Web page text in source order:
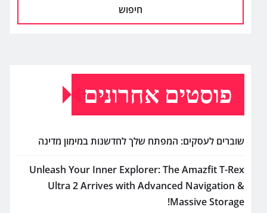
חיפוש
פוסטים אחרונים
שוברים לעסקים: המפתח שלך לחדשנות במימון מדינה
Unleash Your Inner Explorer: The Amazfit T-Rex
Ultra 2 Arrives with Advanced Navigation &
Massive Storage!